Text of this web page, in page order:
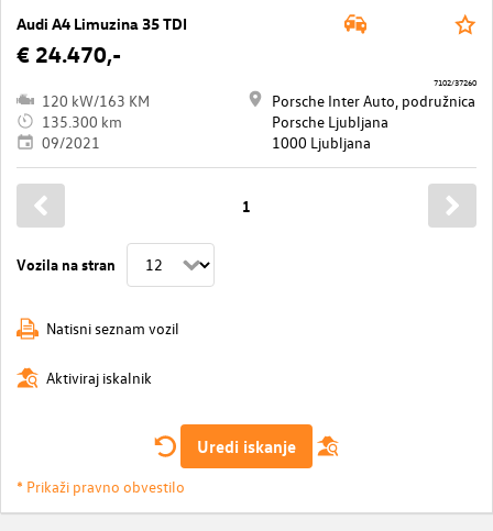
Audi A4 Limuzina 35 TDI
€ 24.470,-
120 kW/163 KM
135.300 km
09/2021
Porsche Inter Auto, podružnica
Porsche Ljubljana
1000 Ljubljana
7102/37260
Vozila na stran
1
Natisni seznam vozil
Aktiviraj iskalnik
Uredi iskanje
* Prikaži pravno obvestilo